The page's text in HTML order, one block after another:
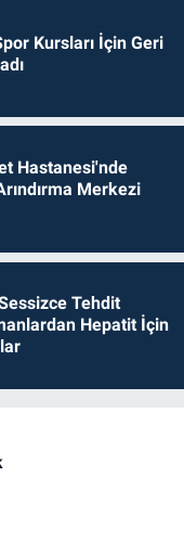
Kursları İçin Geri
Hastanesi'nde
Merkezi
Tehdit
Hepatit İçin